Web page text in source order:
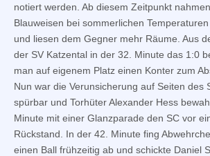
notiert werden. Ab diesem Zeitpunkt
Blauweisen bei sommerlichen
und liesen dem Gegner mehr Räume. Aus
der SV Katzental in der 32. Minute das 1:0
man auf eigenem Platz einen Konter zum
Nun war die Verunsicherung auf Seiten des
spürbar und Torhüter Alexander Hess
Minute mit einer Glanzparade den SC vor
Rückstand. In der 42. Minute fing
einen Ball frühzeitig ab und schickte Daniel